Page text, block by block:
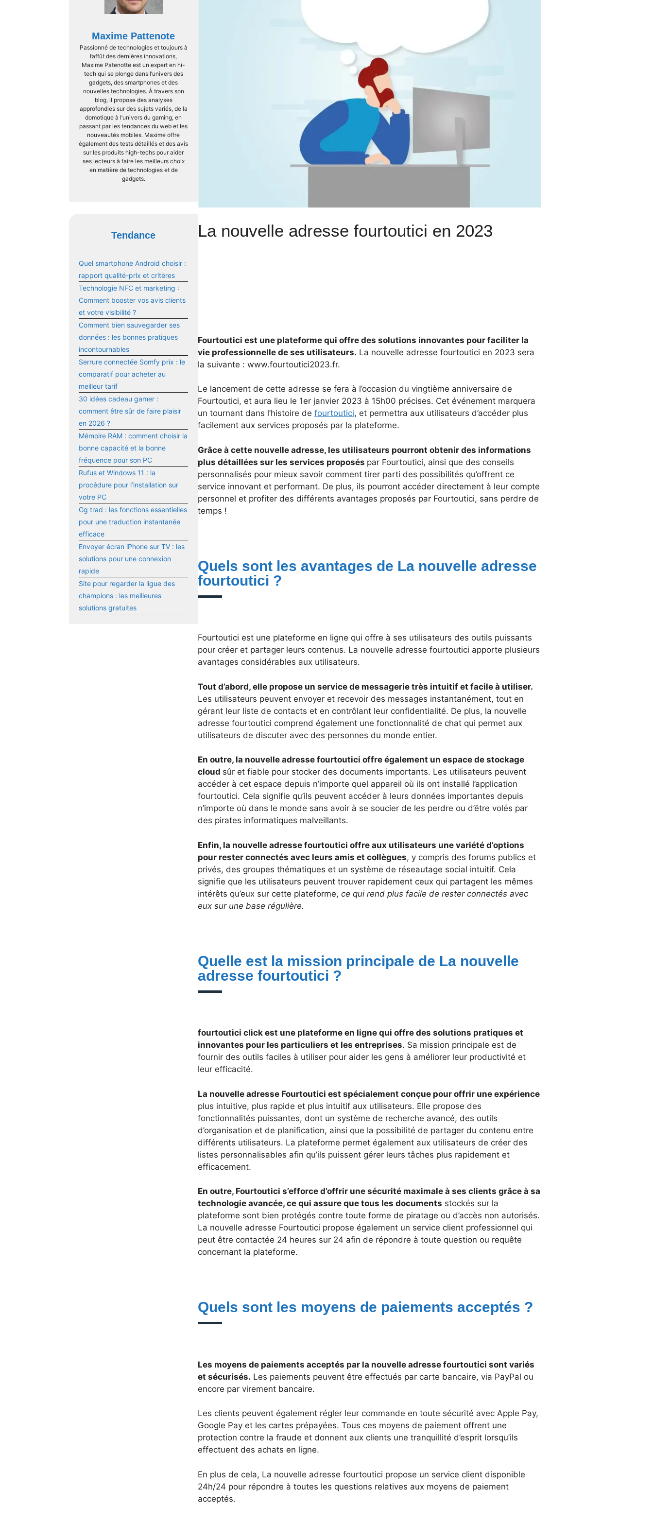
Maxime Pattenote
Passionné de technologies et toujours à
l’affût des dernières innovations,
Maxime Patenotte est un expert en hi-
tech qui se plonge dans l’univers des
gadgets, des smartphones et des
nouvelles technologies. À travers son
blog, il propose des analyses
approfondies sur des sujets variés, de la
domotique à l’univers du gaming, en
passant par les tendances du web et les
nouveautés mobiles. Maxime offre
également des tests détaillés et des avis
sur les produits high-techs pour aider
ses lecteurs à faire les meilleurs choix
en matière de technologies et de
gadgets.
Tendance
Quel smartphone Android choisir :
rapport qualité-prix et critères
Technologie NFC et marketing :
Comment booster vos avis clients
et votre visibilité ?
Comment bien sauvegarder ses
données : les bonnes pratiques
incontournables
Serrure connectée Somfy prix : le
comparatif pour acheter au
meilleur tarif
30 idées cadeau gamer :
comment être sûr de faire plaisir
en 2026 ?
Mémoire RAM : comment choisir la
bonne capacité et la bonne
fréquence pour son PC
Rufus et Windows 11 : la
procédure pour l’installation sur
votre PC
Gg trad : les fonctions essentielles
pour une traduction instantanée
efficace
Envoyer écran iPhone sur TV : les
solutions pour une connexion
rapide
Site pour regarder la ligue des
champions : les meilleures
solutions gratuites
La nouvelle adresse fourtoutici en 2023
Fourtoutici est une plateforme qui offre des solutions innovantes pour faciliter la
vie professionnelle de ses utilisateurs. La nouvelle adresse fourtoutici en 2023 sera
la suivante : www.fourtoutici2023.fr.
Le lancement de cette adresse se fera à l’occasion du vingtième anniversaire de
Fourtoutici, et aura lieu le 1er janvier 2023 à 15h00 précises. Cet événement marquera
un tournant dans l’histoire de fourtoutici, et permettra aux utilisateurs d’accéder plus
facilement aux services proposés par la plateforme.
Grâce à cette nouvelle adresse, les utilisateurs pourront obtenir des informations
plus détaillées sur les services proposés par Fourtoutici, ainsi que des conseils
personnalisés pour mieux savoir comment tirer parti des possibilités qu’offrent ce
service innovant et performant. De plus, ils pourront accéder directement à leur compte
personnel et profiter des différents avantages proposés par Fourtoutici, sans perdre de
temps !
Quels sont les avantages de La nouvelle adresse
fourtoutici ?
Fourtoutici est une plateforme en ligne qui offre à ses utilisateurs des outils puissants
pour créer et partager leurs contenus. La nouvelle adresse fourtoutici apporte plusieurs
avantages considérables aux utilisateurs.
Tout d’abord, elle propose un service de messagerie très intuitif et facile à utiliser.
Les utilisateurs peuvent envoyer et recevoir des messages instantanément, tout en
gérant leur liste de contacts et en contrôlant leur confidentialité. De plus, la nouvelle
adresse fourtoutici comprend également une fonctionnalité de chat qui permet aux
utilisateurs de discuter avec des personnes du monde entier.
En outre, la nouvelle adresse fourtoutici offre également un espace de stockage
cloud sûr et fiable pour stocker des documents importants. Les utilisateurs peuvent
accéder à cet espace depuis n’importe quel appareil où ils ont installé l’application
fourtoutici. Cela signifie qu’ils peuvent accéder à leurs données importantes depuis
n’importe où dans le monde sans avoir à se soucier de les perdre ou d’être volés par
des pirates informatiques malveillants.
Enfin, la nouvelle adresse fourtoutici offre aux utilisateurs une variété d’options
pour rester connectés avec leurs amis et collègues, y compris des forums publics et
privés, des groupes thématiques et un système de réseautage social intuitif. Cela
signifie que les utilisateurs peuvent trouver rapidement ceux qui partagent les mêmes
intérêts qu’eux sur cette plateforme, ce qui rend plus facile de rester connectés avec
eux sur une base régulière.
Quelle est la mission principale de La nouvelle
adresse fourtoutici ?
fourtoutici click est une plateforme en ligne qui offre des solutions pratiques et
innovantes pour les particuliers et les entreprises. Sa mission principale est de
fournir des outils faciles à utiliser pour aider les gens à améliorer leur productivité et
leur efficacité.
La nouvelle adresse Fourtoutici est spécialement conçue pour offrir une expérience
plus intuitive, plus rapide et plus intuitif aux utilisateurs. Elle propose des
fonctionnalités puissantes, dont un système de recherche avancé, des outils
d’organisation et de planification, ainsi que la possibilité de partager du contenu entre
différents utilisateurs. La plateforme permet également aux utilisateurs de créer des
listes personnalisables afin qu’ils puissent gérer leurs tâches plus rapidement et
efficacement.
En outre, Fourtoutici s’efforce d’offrir une sécurité maximale à ses clients grâce à sa
technologie avancée, ce qui assure que tous les documents stockés sur la
plateforme sont bien protégés contre toute forme de piratage ou d’accès non autorisés.
La nouvelle adresse Fourtoutici propose également un service client professionnel qui
peut être contactée 24 heures sur 24 afin de répondre à toute question ou requête
concernant la plateforme.
Quels sont les moyens de paiements acceptés ?
Les moyens de paiements acceptés par la nouvelle adresse fourtoutici sont variés
et sécurisés. Les paiements peuvent être effectués par carte bancaire, via PayPal ou
encore par virement bancaire.
Les clients peuvent également régler leur commande en toute sécurité avec Apple Pay,
Google Pay et les cartes prépayées. Tous ces moyens de paiement offrent une
protection contre la fraude et donnent aux clients une tranquillité d’esprit lorsqu’ils
effectuent des achats en ligne.
En plus de cela, La nouvelle adresse fourtoutici propose un service client disponible
24h/24 pour répondre à toutes les questions relatives aux moyens de paiement
acceptés.